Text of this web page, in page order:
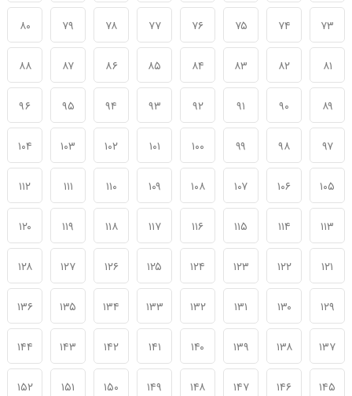
۷۳ ۷۴ ۷۵ ۷۶ ۷۷ ۷۸ ۷۹ ۸۰
۸۱ ۸۲ ۸۳ ۸۴ ۸۵ ۸۶ ۸۷ ۸۸
۸۹ ۹۰ ۹۱ ۹۲ ۹۳ ۹۴ ۹۵ ۹۶
۹۷ ۹۸ ۹۹ ۱۰۰ ۱۰۱ ۱۰۲ ۱۰۳ ۱۰۴
۱۰۵ ۱۰۶ ۱۰۷ ۱۰۸ ۱۰۹ ۱۱۰ ۱۱۱ ۱۱۲
۱۱۳ ۱۱۴ ۱۱۵ ۱۱۶ ۱۱۷ ۱۱۸ ۱۱۹ ۱۲۰
۱۲۱ ۱۲۲ ۱۲۳ ۱۲۴ ۱۲۵ ۱۲۶ ۱۲۷ ۱۲۸
۱۲۹ ۱۳۰ ۱۳۱ ۱۳۲ ۱۳۳ ۱۳۴ ۱۳۵ ۱۳۶
۱۳۷ ۱۳۸ ۱۳۹ ۱۴۰ ۱۴۱ ۱۴۲ ۱۴۳ ۱۴۴
۱۴۵ ۱۴۶ ۱۴۷ ۱۴۸ ۱۴۹ ۱۵۰ ۱۵۱ ۱۵۲